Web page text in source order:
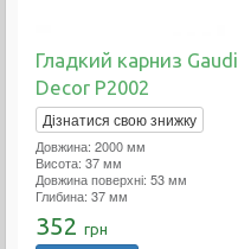
Гладкий карниз Gaudi
Decor P2002
Дізнатися свою знижку
Довжина: 2000 мм
Висота: 37 мм
Довжина поверхні: 53 мм
Глибина: 37 мм
352 грн